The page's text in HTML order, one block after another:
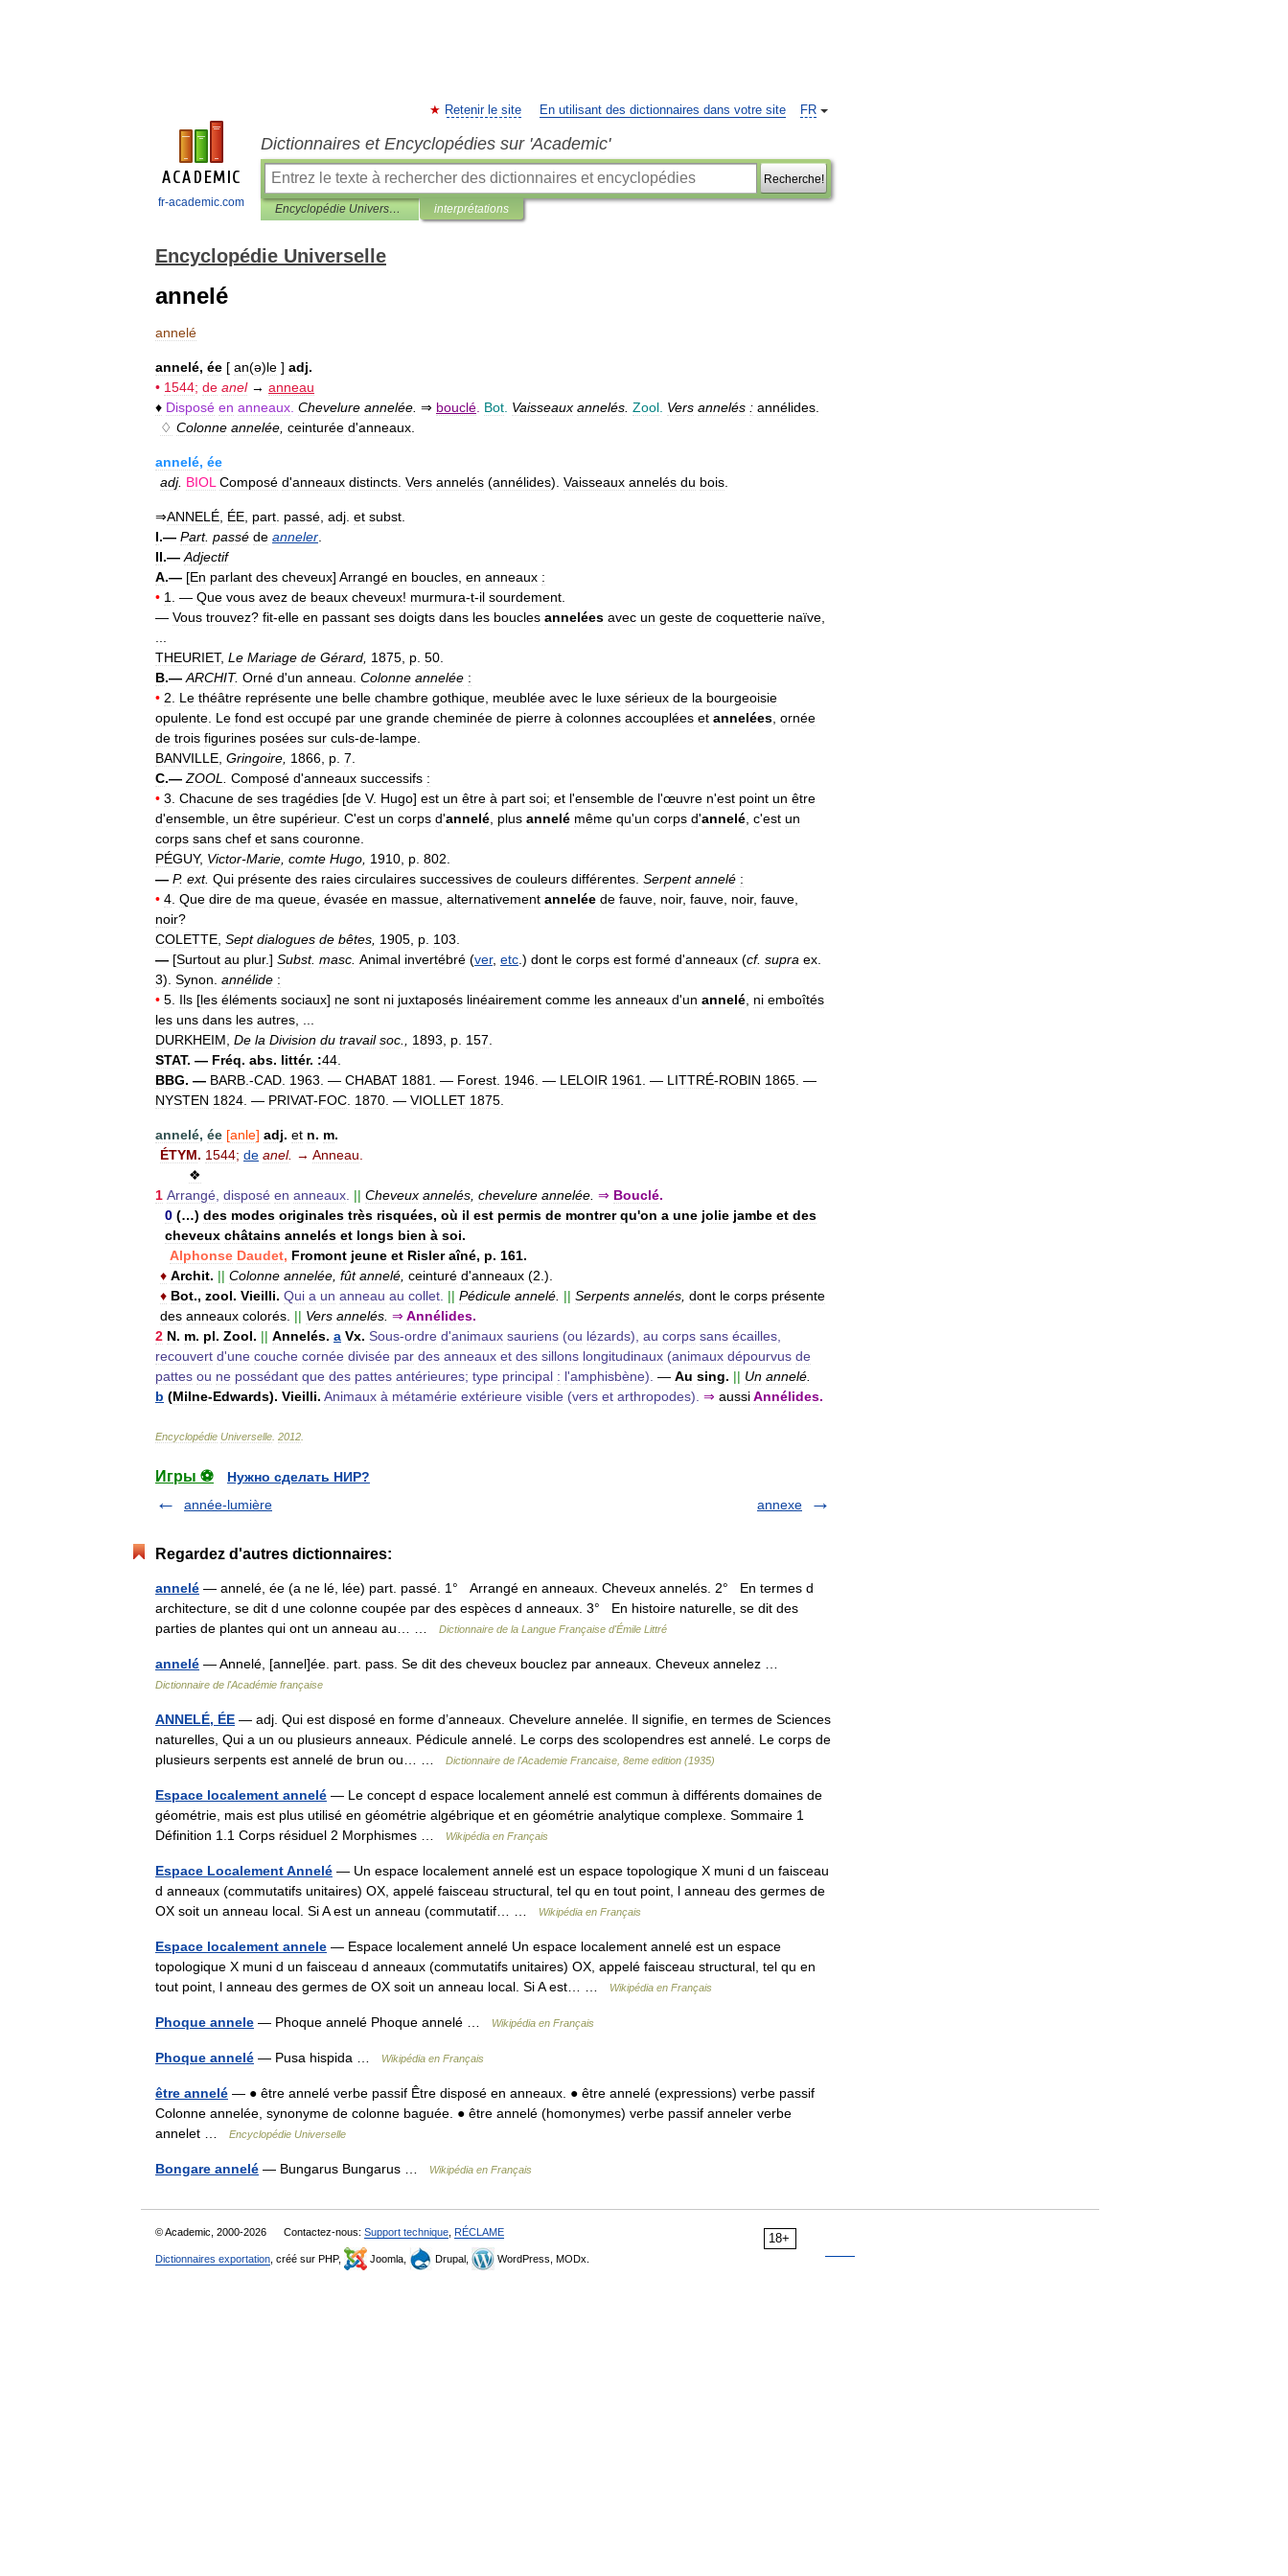
fr-academic.com
FR
Retenir le site En utilisant des dictionnaires dans votre site
Dictionnaires et Encyclopédies sur 'Academic'
Recherche!
Encyclopédie Universelle interprétations
Encyclopédie Universelle
annelé
annelé
annelé, ée [ an(ə)le ] adj.
• 1544; de anel → anneau
♦ Disposé en anneaux Chevelure annelée ⇒ bouclé Bot Vaisseaux annelés Zool Vers annelés : annélides
♢ Colonne annelée ceinturée d'anneaux
annelé, ée
adj. BIOL Composé d'anneaux distincts Vers annelés (annélides). Vaisseaux annelés du bois
⇒ANNELÉ ÉE part passé adj et subst
I.— Part. passé de anneler
II.— Adjectif
A.— [En parlant des cheveux] Arrangé en boucles en anneaux :
• 1 . — Que vous avez de beaux cheveux! murmura-t-il sourdement
— Vous trouvez? fit-elle en passant ses doigts dans les boucles annelées avec un geste de coquetterie naïve
THEURIET, Le Mariage de Gérard 1875 p 50
B.— ARCHIT. Orné d'un anneau Colonne annelée :
• 2 Le théâtre représente une belle chambre gothique meublée avec le luxe sérieux de la bourgeoisie
opulente Le fond est occupé par une grande cheminée de pierre à colonnes accouplées et annelées ornée
de trois figurines posées sur culs-de-lampe
BANVILLE Gringoire 1866 p 7
C.— ZOOL Composé d'anneaux successifs :
• 3 Chacune de ses tragédies [de V. Hugo] est un être à part soi; et l'ensemble de l'œuvre n'est point un être
d'ensemble un être supérieur. C'est un corps d'annelé plus annelé même qu'un corps d'annelé c'est un
corps sans chef et sans couronne
PÉGUY, Victor-Marie comte Hugo 1910 p 802
— P. ext. Qui présente des raies circulaires successives de couleurs différentes Serpent annelé :
• 4 Que dire de ma queue évasée en massue alternativement annelée de fauve noir, fauve noir, fauve
noir?
COLETTE Sept dialogues de bêtes 1905 p 103
— [Surtout au plur.] Subst. masc Animal invertébré (ver, etc .) dont le corps est formé d'anneaux (cf. supra ex
3). Synon annélide :
• 5 Ils [les éléments sociaux] ne sont ni juxtaposés linéairement comme les anneaux d'un annelé ni emboîtés
les uns dans les autres
DURKHEIM De la Division du travail soc 1893 p 157
STAT. — Fréq. abs. littér. :44
BBG. — BARB .-CAD 1963 . — CHABAT 1881 . — Forest 1946 . — LELOIR 1961 . — LITTRÉ-ROBIN 1865 . —
NYSTEN 1824 . — PRIVAT-FOC 1870 . — VIOLLET 1875
annelé, ée [anle] adj. et n. m.
ÉTYM. 1544; de anel. → Anneau
❖
1 Arrangé disposé en anneaux || Cheveux annelés chevelure annelée ⇒ Bouclé.
0 (…) des modes originales très risquées, où il est permis de montrer qu'on a une jolie jambe et des
cheveux châtains annelés et longs bien à soi.
Alphonse Daudet, Fromont jeune et Risler aîné, p. 161.
♦ Archit. || Colonne annelée fût annelé ceinturé d'anneaux (2 .).
♦ Bot., zool. Vieilli. Qui a un anneau au collet || Pédicule annelé || Serpents annelés dont le corps présente
des anneaux colorés || Vers annelés ⇒ Annélides.
2 N. m. pl. Zool. || Annelés. a Vx. Sous-ordre d'animaux sauriens (ou lézards), au corps sans écailles
recouvert d'une couche cornée divisée par des anneaux et des sillons longitudinaux (animaux dépourvus de
pattes ou ne possédant que des pattes antérieures; type principal : l'amphisbène). — Au sing. || Un annelé
b (Milne-Edwards). Vieilli. Animaux à métamérie extérieure visible (vers et arthropodes). ⇒ aussiAnnélides.
Encyclopédie Universelle 2012
Игры ⚽
Нужно сделать НИР?
année-lumière
annexe
Regardez d'autres dictionnaires:
annelé — annelé, ée (a ne lé, lée) part. passé. 1° Arrangé en anneaux. Cheveux annelés. 2° En termes d
architecture, se dit d une colonne coupée par des espèces d anneaux. 3° En histoire naturelle, se dit des
parties de plantes qui ont un anneau au… …
Dictionnaire de la Langue Française d'Émile Littré
annelé — Annelé, [annel]ée. part. pass. Se dit des cheveux bouclez par anneaux. Cheveux annelez …
Dictionnaire de l'Académie française
ANNELÉ, ÉE — adj. Qui est disposé en forme d’anneaux. Chevelure annelée. Il signifie, en termes de Sciences
naturelles, Qui a un ou plusieurs anneaux. Pédicule annelé. Le corps des scolopendres est annelé. Le corps de
plusieurs serpents est annelé de brun ou… …
Dictionnaire de l'Academie Francaise, 8eme edition (1935)
Espace localement annelé — Le concept d espace localement annelé est commun à différents domaines de
géométrie, mais est plus utilisé en géométrie algébrique et en géométrie analytique complexe. Sommaire 1
Définition 1.1 Corps résiduel 2 Morphismes …
Wikipédia en Français
Espace Localement Annelé — Un espace localement annelé est un espace topologique X muni d un faisceau
d anneaux (commutatifs unitaires) OX, appelé faisceau structural, tel qu en tout point, l anneau des germes de
OX soit un anneau local. Si A est un anneau (commutatif… …
Wikipédia en Français
Espace localement annele — Espace localement annelé Un espace localement annelé est un espace
topologique X muni d un faisceau d anneaux (commutatifs unitaires) OX, appelé faisceau structural, tel qu en
tout point, l anneau des germes de OX soit un anneau local. Si A est… …
Wikipédia en Français
Phoque annele — Phoque annelé Phoque annelé … Wikipédia en Français
Phoque annelé — Pusa hispida … Wikipédia en Français
être annelé — ● être annelé verbe passif Être disposé en anneaux. ● être annelé (expressions) verbe passif
Colonne annelée, synonyme de colonne baguée. ● être annelé (homonymes) verbe passif anneler verbe
annelet …
Encyclopédie Universelle
Bongare annelé — Bungarus Bungarus … Wikipédia en Français
18+
© Academic, 2000-2026 Contactez-nous: Support technique RÉCLAME
Dictionnaires exportation , créé sur PHP, Joomla, Drupal, WordPress, MODx.